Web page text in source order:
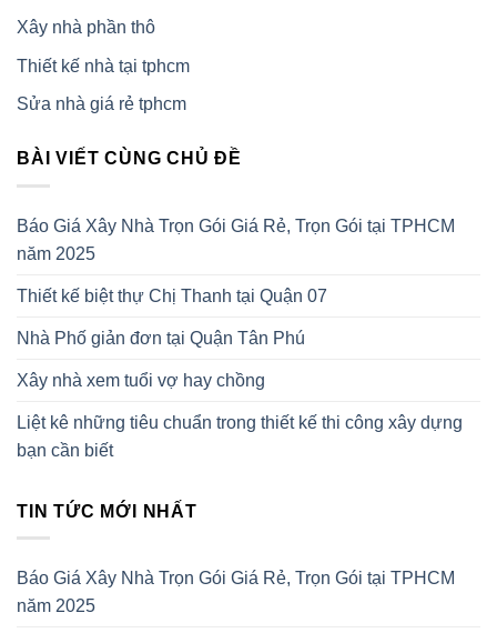
Xây nhà phần thô
Thiết kế nhà tại tphcm
Sửa nhà giá rẻ tphcm
BÀI VIẾT CÙNG CHỦ ĐỀ
Báo Giá Xây Nhà Trọn Gói Giá Rẻ, Trọn Gói tại TPHCM
năm 2025
Thiết kế biệt thự Chị Thanh tại Quận 07
Nhà Phố giản đơn tại Quận Tân Phú
Xây nhà xem tuổi vợ hay chồng
Liệt kê những tiêu chuẩn trong thiết kế thi công xây dựng
bạn cần biết
TIN TỨC MỚI NHẤT
Báo Giá Xây Nhà Trọn Gói Giá Rẻ, Trọn Gói tại TPHCM
năm 2025